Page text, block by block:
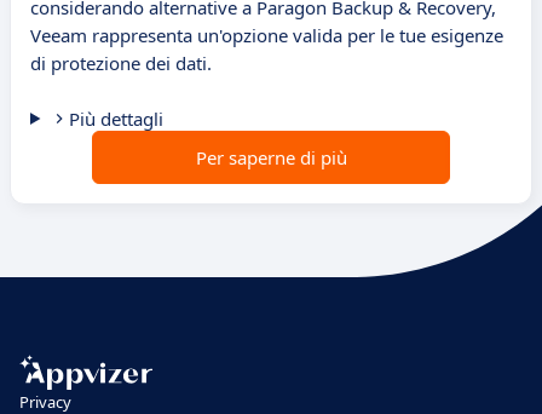
considerando alternative a Paragon Backup & Recovery,
Veeam rappresenta un'opzione valida per le tue esigenze
di protezione dei dati.
Più dettagli
Per saperne di più
Privacy